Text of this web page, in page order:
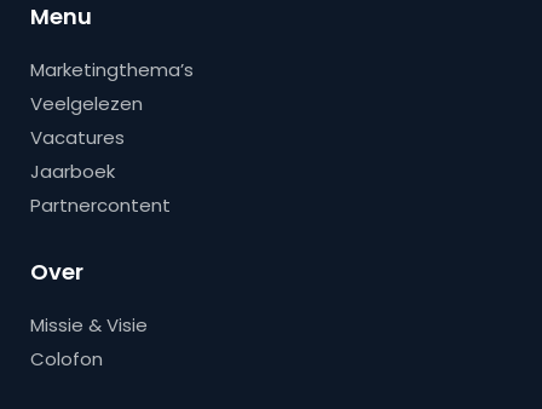
Menu
Marketingthema’s
Veelgelezen
Vacatures
Jaarboek
Partnercontent
Over
Missie & Visie
Colofon